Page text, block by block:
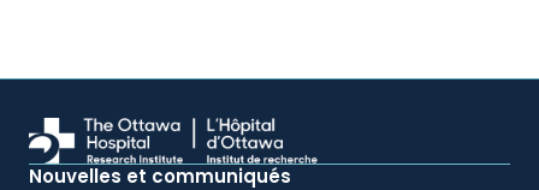
Nouvelles et communiqués